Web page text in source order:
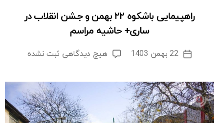
راهپیمایی باشکوه ۲۲ بهمن و جشن انقلاب در
ساری+ حاشیه مراسم
تاریخ
22 بهمن 1403 هیچ دیدگاهی برای
۲۲
بهمن
و
ثبت نشده